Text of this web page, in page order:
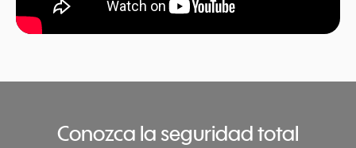
Conozca la seguridad total